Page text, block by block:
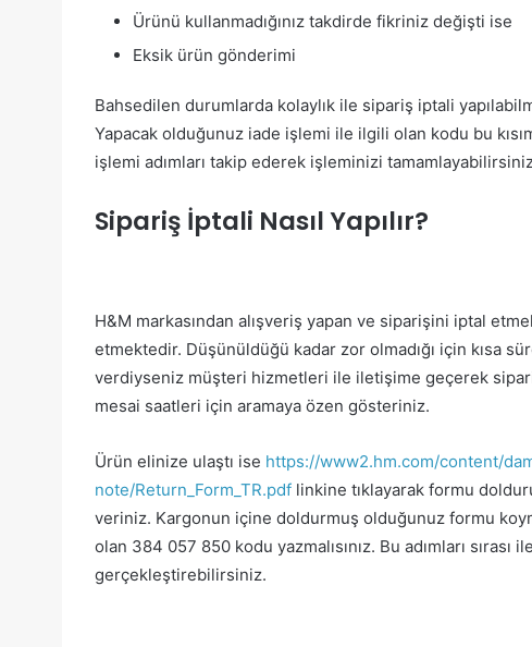
Ürünü kullanmadığınız takdirde fikriniz değişti ise
Eksik ürün gönderimi
Bahsedilen durumlarda kolaylık ile sipariş iptali
Yapacak olduğunuz iade işlemi ile ilgili olan kodu bu
işlemi adımları takip ederek işleminizi
Sipariş İptali Nasıl Yapılır?
H&M markasından alışveriş yapan ve siparişini iptal
etmektedir. Düşünüldüğü kadar zor olmadığı için kısa
verdiyseniz müşteri hizmetleri ile iletişime geçerek
mesai saatleri için aramaya özen gösteriniz.
Ürün elinize ulaştı ise https://www2.hm.com/content/
note/Return_Form_TR.pdf linkine tıklayarak formu
veriniz. Kargonun içine doldurmuş olduğunuz formu
olan 384 057 850 kodu yazmalısınız. Bu adımları
gerçekleştirebilirsiniz.